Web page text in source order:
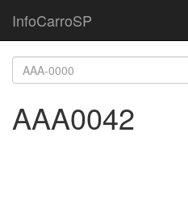
InfoCarroSP
AAA0042